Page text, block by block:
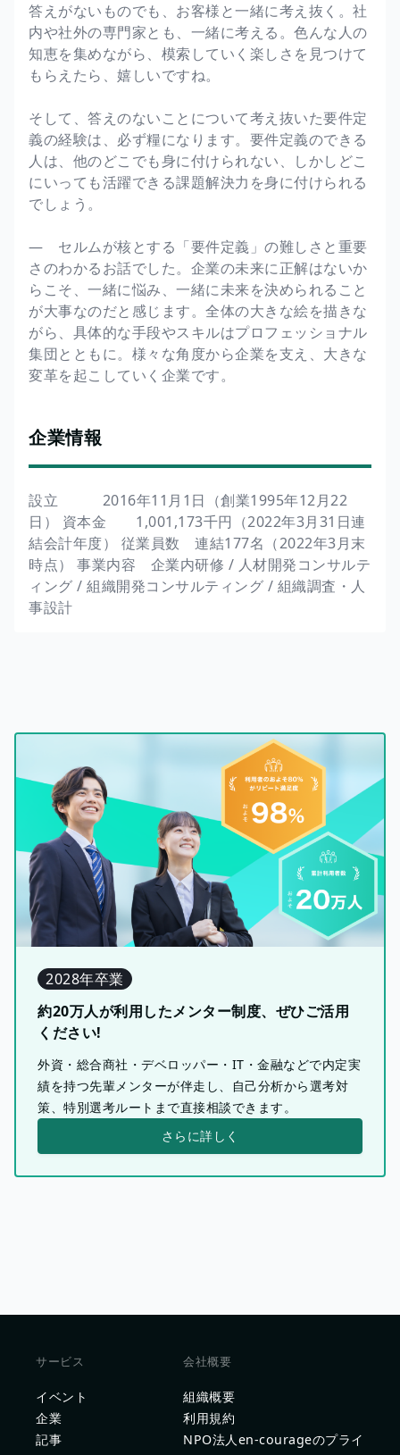
答えがないものでも、お客様と一緒に考え抜く。社
内や社外の専門家とも、一緒に考える。色んな人の
知恵を集めながら、模索していく楽しさを見つけて
もらえたら、嬉しいですね。
そして、答えのないことについて考え抜いた要件定
義の経験は、必ず糧になります。要件定義のできる
人は、他のどこでも身に付けられない、しかしどこ
にいっても活躍できる課題解決力を身に付けられる
でしょう。
― セルムが核とする「要件定義」の難しさと重要
さのわかるお話でした。企業の未来に正解はないか
らこそ、一緒に悩み、一緒に未来を決められること
が大事なのだと感じます。全体の大きな絵を描きな
がら、具体的な手段やスキルはプロフェッショナル
集団とともに。様々な角度から企業を支え、大きな
変革を起こしていく企業です。
企業情報
設立 2016年11月1日（創業1995年12月22
日） 資本金 1,001,173千円（2022年3月31日連
結会計年度） 従業員数 連結177名（2022年3月末
時点） 事業内容 企業内研修 / 人材開発コンサルテ
ィング / 組織開発コンサルティング / 組織調査・人
事設計
2028年卒業
約20万人が利用したメンター制度、ぜひご活用
ください!
外資・総合商社・デベロッパー・IT・金融などで内定実
績を持つ先輩メンターが伴走し、自己分析から選考対
策、特別選考ルートまで直接相談できます。
さらに詳しく
サービス
イベント
企業
記事
会社概要
組織概要
利用規約
NPO法人en-courageのプライ